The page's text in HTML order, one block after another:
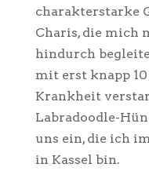
charakterstarke
Charis, die mich
hindurch
mit erst knapp
Krankheit
Labradoodle-
uns ein, die ich
in Kassel bin.